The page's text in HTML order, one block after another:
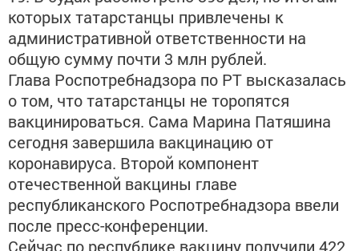
которых татарстанцы привлечены к
административной ответственности на
общую сумму почти 3 млн рублей.
Глава Роспотребнадзора по РТ высказалась
о том, что татарстанцы не торопятся
вакцинироваться. Сама Марина Патяшина
сегодня завершила вакцинацию от
коронавируса. Второй компонент
отечественной вакцины главе
республиканского Роспотребнадзора ввели
после пресс-конференции.
Сейчас по республике вакцину получили 422